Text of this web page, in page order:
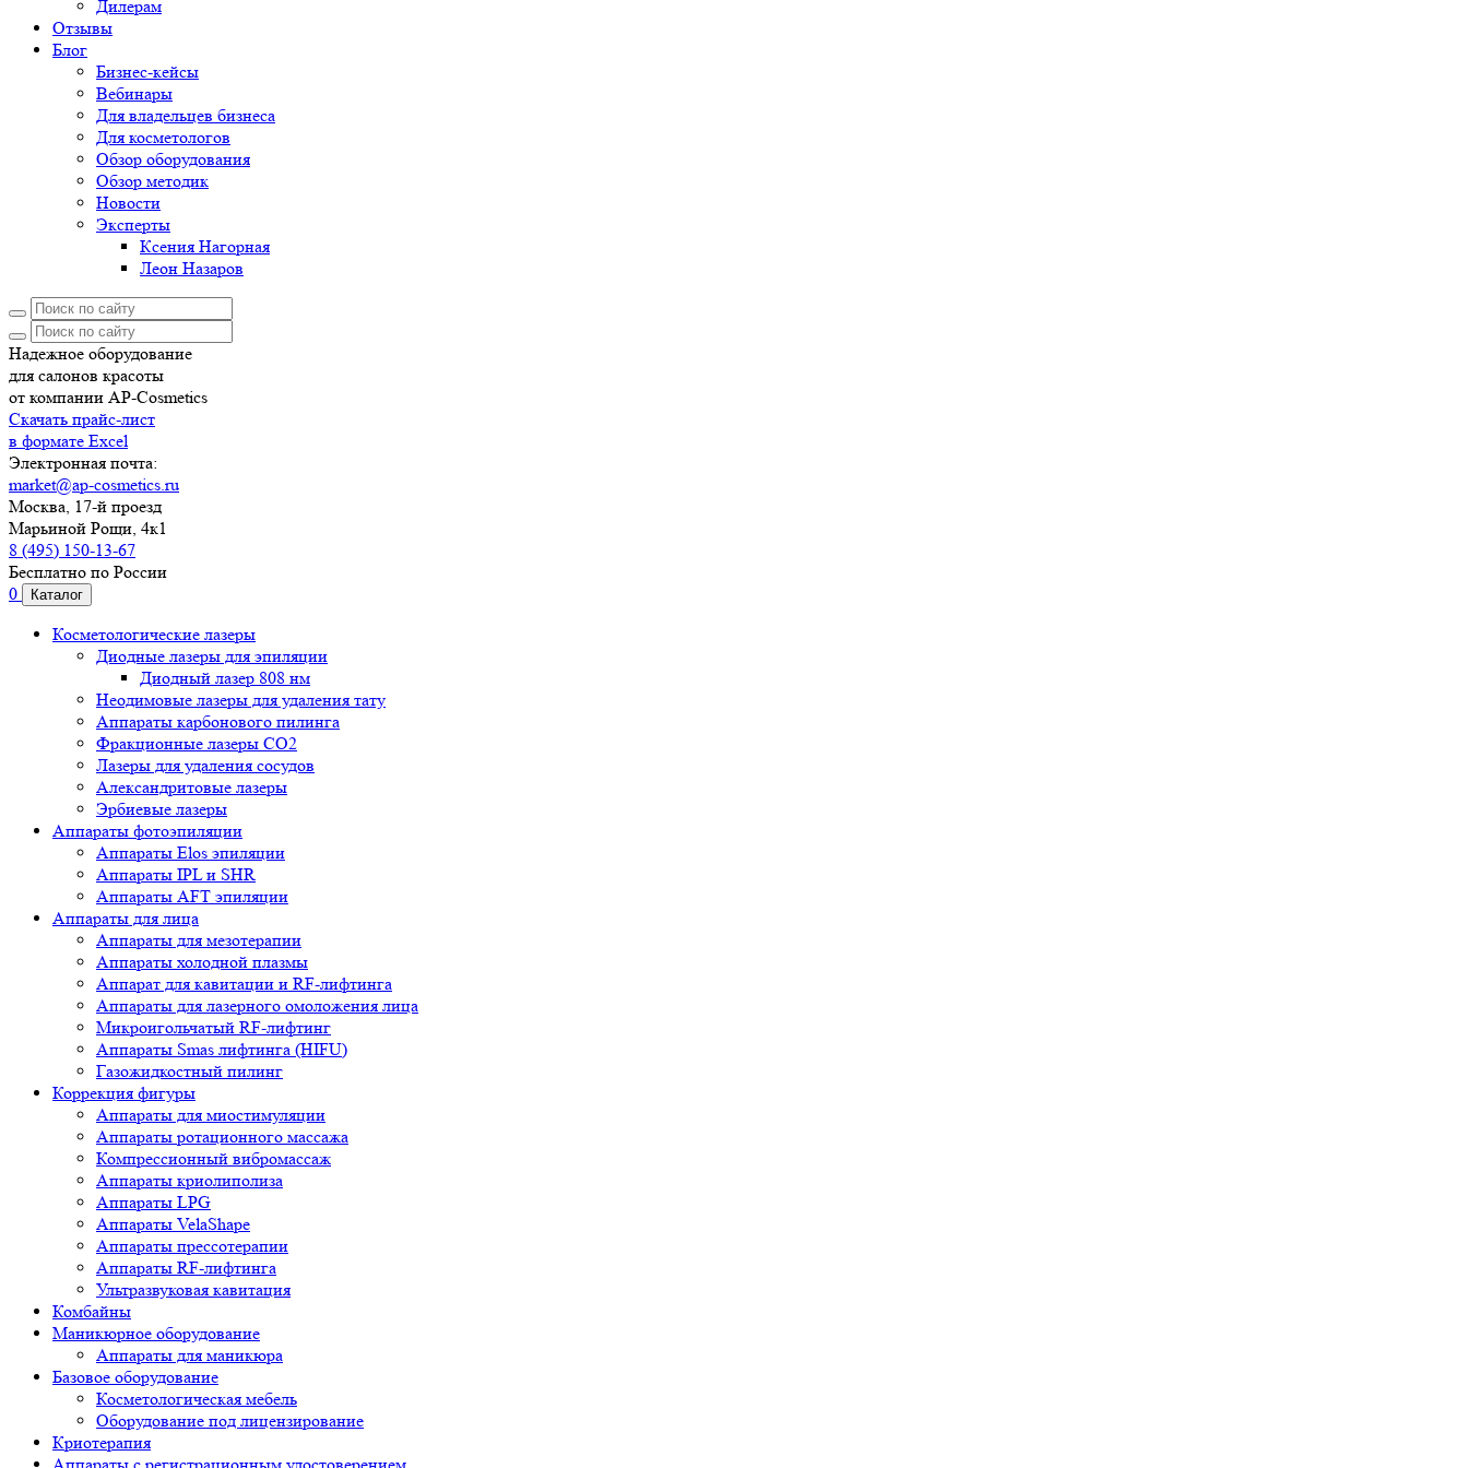
Дилерам
Отзывы
Блог
Бизнес-кейсы
Вебинары
Для владельцев бизнеса
Для косметологов
Обзор оборудования
Обзор методик
Новости
Эксперты
Ксения Нагорная
Леон Назаров
Надежное оборудование
для салонов красоты
от компании AP-Cosmetics
Скачать прайс-лист
в формате Excel
Электронная почта:
market@ap-cosmetics.ru
Москва, 17-й проезд
Марьиной Рощи, 4к1
8 (495) 150-13-67
Бесплатно по России
0
Каталог
Косметологические лазеры
Диодные лазеры для эпиляции
Диодный лазер 808 нм
Неодимовые лазеры для удаления тату
Аппараты карбонового пилинга
Фракционные лазеры CO2
Лазеры для удаления сосудов
Александритовые лазеры
Эрбиевые лазеры
Аппараты фотоэпиляции
Аппараты Elos эпиляции
Аппараты IPL и SHR
Аппараты AFT эпиляции
Аппараты для лица
Аппараты для мезотерапии
Аппараты холодной плазмы
Аппарат для кавитации и RF-лифтинга
Аппараты для лазерного омоложения лица
Микроигольчатый RF-лифтинг
Аппараты Smas лифтинга (HIFU)
Газожидкостный пилинг
Коррекция фигуры
Аппараты для миостимуляции
Аппараты ротационного массажа
Компрессионный вибромассаж
Аппараты криолиполиза
Аппараты LPG
Аппараты VelaShape
Аппараты прессотерапии
Аппараты RF-лифтинга
Ультразвуковая кавитация
Комбайны
Маникюрное оборудование
Аппараты для маникюра
Базовое оборудование
Косметологическая мебель
Оборудование под лицензирование
Криотерапия